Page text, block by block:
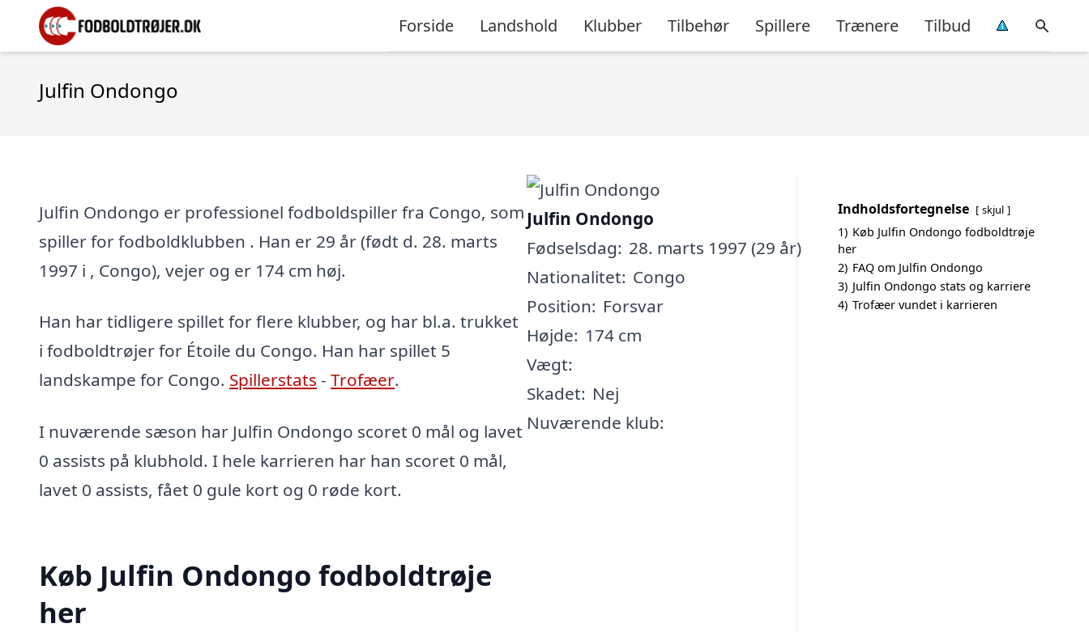
Forside Landshold Klubber Tilbehør Spillere Trænere Tilbud
Julfin Ondongo
Julfin Ondongo er professionel fodboldspiller fra Congo, som
spiller for fodboldklubben . Han er 29 år (født d. 28. marts
1997 i , Congo), vejer og er 174 cm høj.
Han har tidligere spillet for flere klubber, og har bl.a. trukket
i fodboldtrøjer for Étoile du Congo. Han har spillet 5
landskampe for Congo. Spillerstats - Trofæer.
I nuværende sæson har Julfin Ondongo scoret 0 mål og lavet
0 assists på klubhold. I hele karrieren har han scoret 0 mål,
lavet 0 assists, fået 0 gule kort og 0 røde kort.
Køb Julfin Ondongo fodboldtrøje
her
Julfin Ondongo
Fødselsdag: 28. marts 1997 (29 år)
Nationalitet: Congo
Position: Forsvar
Højde: 174 cm
Vægt:
Skadet: Nej
Nuværende klub:
Indholdsfortegnelse skjul
1) Køb Julfin Ondongo fodboldtrøje
her
2) FAQ om Julfin Ondongo
3) Julfin Ondongo stats og karriere
4) Trofæer vundet i karrieren